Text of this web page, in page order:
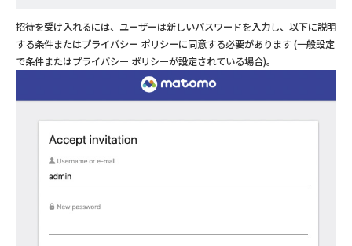
招待を受け入れるには、ユーザーは新しいパスワードを入力し、以下に説明
する条件またはプライバシー ポリシーに同意する必要があります (一般設定
で条件またはプライバシー ポリシーが設定されている場合)。